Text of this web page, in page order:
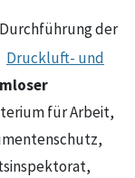
der
Druckluft- und
für Arbeit,